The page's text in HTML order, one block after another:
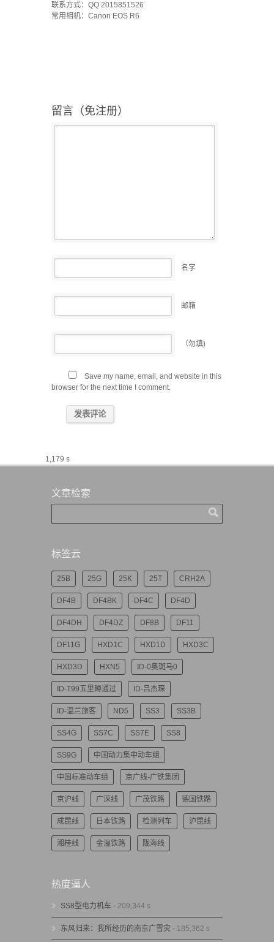
联系方式：QQ 2015851526
常用相机：Canon EOS R6
留言（免注册）
名字
邮箱
（勿填)
Save my name, email, and website in this
browser for the next time I comment.
1,179 s
文章检索
标签云
25B 25G 25K 25T CRH2A
DF4B DF4BK DF4C DF4D
DF4DH DF4DZ DF8B DF11
DF11G HXD1C HXD1D HXD3C
HXD3D HXN5 ID-0奥斑马0
ID-T99五里蹲通过 ID-吕杰琛
ID-温兰旅客 ND5 SS3 SS3B
SS4G SS7C SS7E SS8
SS9G 中国动力集中动车组
中国标准动车组 京广线-广铁集团
京沪线 广深线 广茂铁路 德国铁路
成昆线 日本铁路 检测列车 沪昆线
湘桂线 金温铁路 陇海线
热度逼人
SS8型电力机车 - 209,344 s
东风归来：我所经历的南京广雪灾 - 185,362 s